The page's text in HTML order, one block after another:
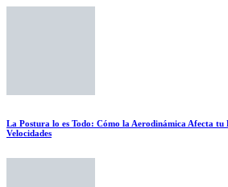
La Postura lo es Todo: Cómo la Aerodinámica Afecta tu
Velocidades